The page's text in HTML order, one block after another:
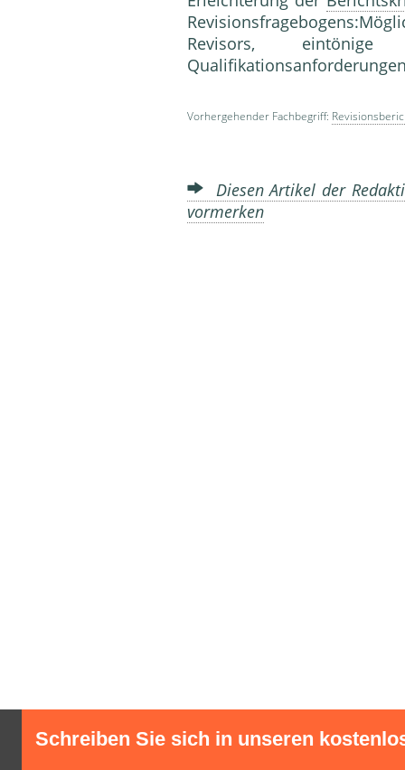
Revisors,
Vorhergehender Fachbegriff:
Diesen Artikel der
vormerken
Schreiben Sie sich in unseren